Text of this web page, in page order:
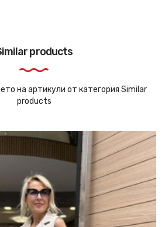
products
на артикули от категория Similar
products